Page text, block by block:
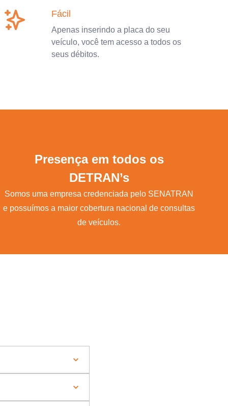
Fácil
Apenas inserindo a placa do seu
veículo, você tem acesso a todos os
seus débitos.
Presença em todos os
DETRAN’s
Somos uma empresa credenciada pelo SENATRAN
e possuímos a maior cobertura nacional de consultas
de veículos.